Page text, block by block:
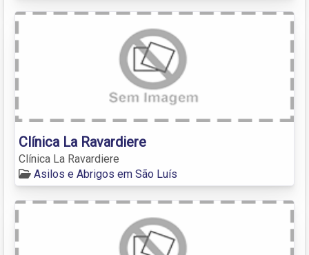
Clínica La Ravardiere
Clínica La Ravardiere
Asilos e Abrigos em São Luís